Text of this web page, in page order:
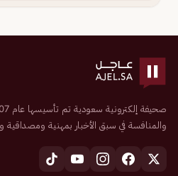
والمنافسة في سبق الأخبار بمهنية